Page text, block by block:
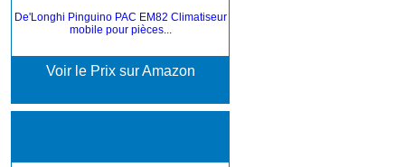
De'Longhi Pinguino PAC EM82 Climatiseur
mobile pour pièces...
Voir le Prix sur Amazon